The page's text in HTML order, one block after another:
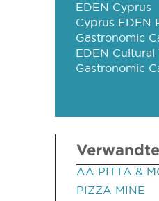
EDEN Cyprus
Cyprus EDEN
Gastronomic
EDEN Cultural
Gastronomic
AA PITTA &
PIZZA MINE